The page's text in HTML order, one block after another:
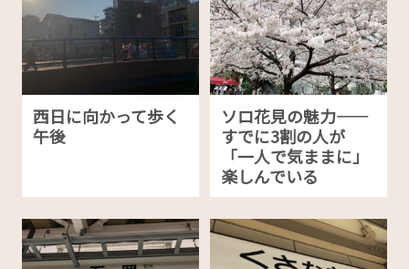
西日に向かって歩く
午後
ソロ花見の魅力——
すでに3割の人が
「一人で気ままに」
楽しんでいる